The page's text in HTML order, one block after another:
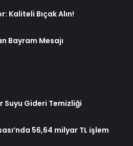
Kaliteli Bıçak Alın!
Bayram Mesajı
Suyu Gideri Temizliği
56,64 milyar TL işlem